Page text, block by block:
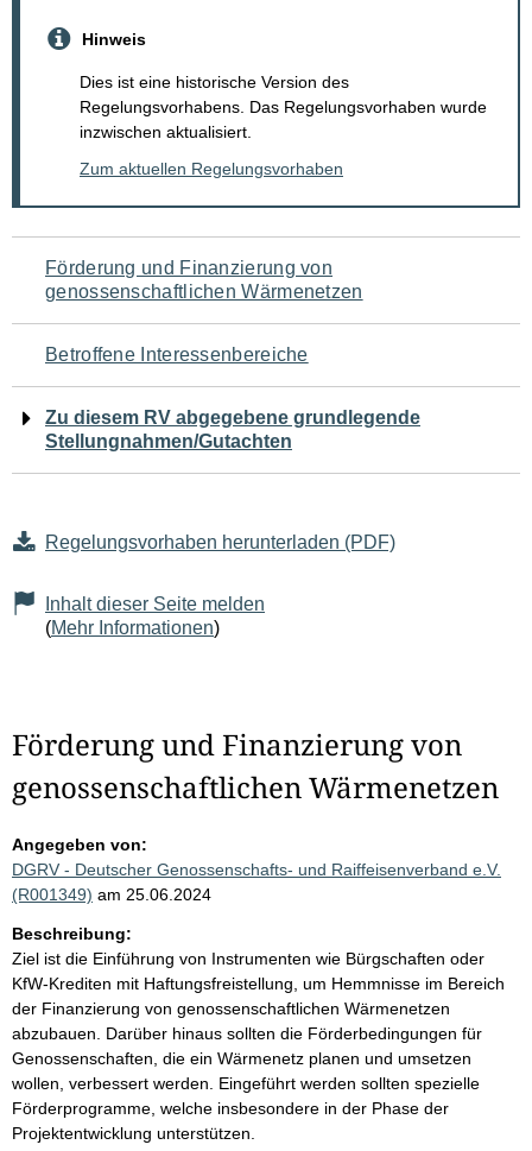
Hinweis
Dies ist eine historische Version des
Regelungsvorhabens. Das Regelungsvorhaben wurde
inzwischen aktualisiert.
Zum aktuellen Regelungsvorhaben
Navigation
für
den
Seiteninhalt
Förderung und Finanzierung von
genossenschaftlichen Wärmenetzen
Betroffene Interessenbereiche
Zu diesem RV abgegebene grundlegende
Stellungnahmen/Gutachten
Regelungsvorhaben herunterladen (PDF)
Inhalt dieser Seite melden
(Mehr Informationen)
Förderung und Finanzierung von
genossenschaftlichen Wärmenetzen
Angegeben von:
DGRV - Deutscher Genossenschafts- und Raiffeisenverband e.V.
(R001349) am 25.06.2024
Beschreibung:
Ziel ist die Einführung von Instrumenten wie Bürgschaften oder
KfW-Krediten mit Haftungsfreistellung, um Hemmnisse im Bereich
der Finanzierung von genossenschaftlichen Wärmenetzen
abzubauen. Darüber hinaus sollten die Förderbedingungen für
Genossenschaften, die ein Wärmenetz planen und umsetzen
wollen, verbessert werden. Eingeführt werden sollten spezielle
Förderprogramme, welche insbesondere in der Phase der
Projektentwicklung unterstützen.